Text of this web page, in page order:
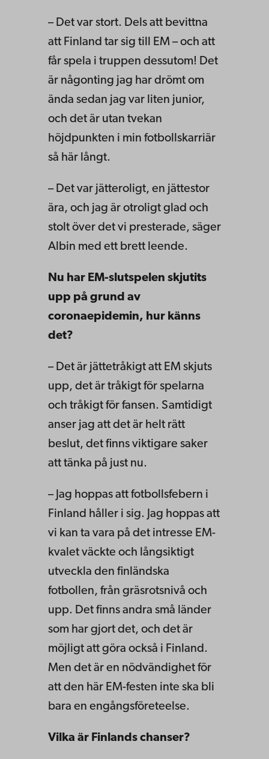
– Det var stort. Dels att bevittna
att Finland tar sig till EM – och att
får spela i truppen dessutom! Det
är någonting jag har drömt om
ända sedan jag var liten junior,
och det är utan tvekan
höjdpunkten i min fotbollskarriär
så här långt.
– Det var jätteroligt, en jättestor
ära, och jag är otroligt glad och
stolt över det vi presterade, säger
Albin med ett brett leende.
Nu har EM-slutspelen skjutits
upp på grund av
coronaepidemin, hur känns
det?
– Det är jättetråkigt att EM skjuts
upp, det är tråkigt för spelarna
och tråkigt för fansen. Samtidigt
anser jag att det är helt rätt
beslut, det finns viktigare saker
att tänka på just nu.
– Jag hoppas att fotbollsfebern i
Finland håller i sig. Jag hoppas att
vi kan ta vara på det intresse EM-
kvalet väckte och långsiktigt
utveckla den finländska
fotbollen, från gräsrotsnivå och
upp. Det finns andra små länder
som har gjort det, och det är
möjligt att göra också i Finland.
Men det är en nödvändighet för
att den här EM-festen inte ska bli
bara en engångsföreteelse.
Vilka är Finlands chanser?